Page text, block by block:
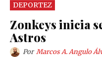
DEPORTEZ
Zonkeys inicia
Astros
Por Marcos A. Angulo